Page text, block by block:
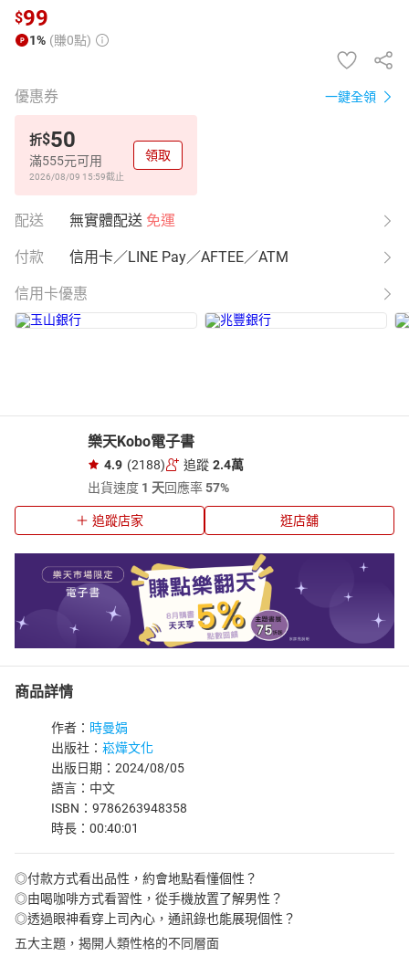
位解析日常中的隱藏性格！【有聲書】
$99
1% (賺0點)
優惠券 一鍵全領
折$50
滿555元可用
2026/08/09 15:59截止
領取
配送 無實體配送 免運
付款 信用卡／LINE Pay／AFTEE／ATM
信用卡優惠
樂天Kobo電子書
4.9 (2188) 追蹤 2.4萬
出貨速度 1 天回應率57%
追蹤店家 逛店舖
商品詳情
作者： 時曼娟
出版社： 崧燁文化
出版日期：2024/08/05
語言：中文
ISBN：9786263948358
時長：00:40:01
◎付款方式看出品性，約會地點看懂個性？
◎由喝咖啡方式看習性，從手機放置了解男性？
◎透過眼神看穿上司內心，通訊錄也能展現個性？
五大主題，揭開人類性格的不同層面